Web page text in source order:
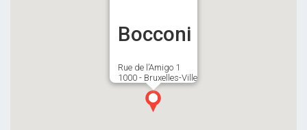
Bocconi
Rue de l’Amigo 1
1000 - Bruxelles-Ville